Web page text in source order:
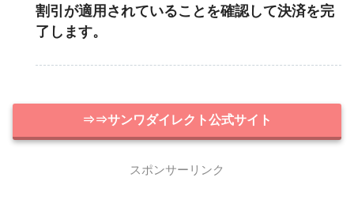
割引が適用されていることを確認して決済を完
了します。
⇒⇒サンワダイレクト公式サイト
スポンサーリンク